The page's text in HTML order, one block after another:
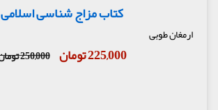
کتاب مزاج شناسی اسلامی
ارمغان طوبی
225,000 تومان 250,000 تومان